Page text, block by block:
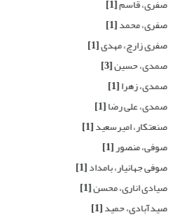
صفری، قاسم[1]
صفری، محمد[1]
صفری زارچ، مهدی[1]
صمدی، حسین[3]
صمدی، زهرا[1]
صمدی، علی رضا[1]
صنعتکار، امیرسعید[1]
صوفی، منصور[1]
صوفی جهانیار، بامداد[1]
صیادی اناری، محسن[1]
صیدآبادی، حمید[1]